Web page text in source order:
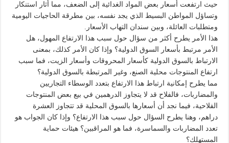
حيث ارتفعت أسعار بعض المواد الغدائية إلى الضعف، مما أثار استنكار
وتساؤل المواطن البسيط الذي يجد نفسه، بين مطرقة الحاجيات اليومية
ومتطلبات العائلة، وبين سندان التهاب الأسعار.
هذا الأمر يطرح أكثر من سؤال حول سبب هذا الارتفاع المهول، هل
الأمر مرتبط بأسعار السوق الدولية؟ وإذا كان الأمر كذلك، بمعنى
الارتباط بالسوق الدولية كأسعار المحروقات وأسعار الزيت، فما سبب
ارتفاع المنتوجات محلية الصنع، وغير المرتبطة بالسوق الدولية؟
مما يطرح إمكانية ارتباط هذا الارتفاع بتعدد الوسطاء التجاريين
والمضاربات، فالفلاح قد لا يتجاوز الدرهمين في بيع بعض المنتوجات
الفلاحية، فيما نجد أن أسعارها بالسوق المحلية قد تتجاوز العشرة
دراهم، وهنا يطرح السؤال حول سبب هذا الارتفاع؟ وإذا كان الجواب هو
تعدد المضاربات والسماسرة، فما هو المراقبين؟ هيئات حماية
المستهلك؟